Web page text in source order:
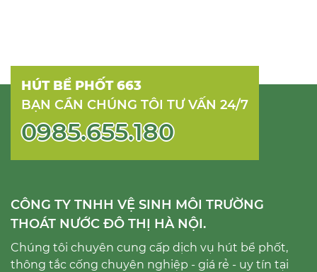
HÚT BỂ PHỐT 663
BẠN CẦN CHÚNG TÔI TƯ VẤN 24/7
0985.655.180
CÔNG TY TNHH VỆ SINH MÔI TRƯỜNG
THOÁT NƯỚC ĐÔ THỊ HÀ NỘI.
Chúng tôi chuyên cung cấp dịch vụ hút bể phốt,
thông tắc cống chuyên nghiệp - giá rẻ - uy tín tại